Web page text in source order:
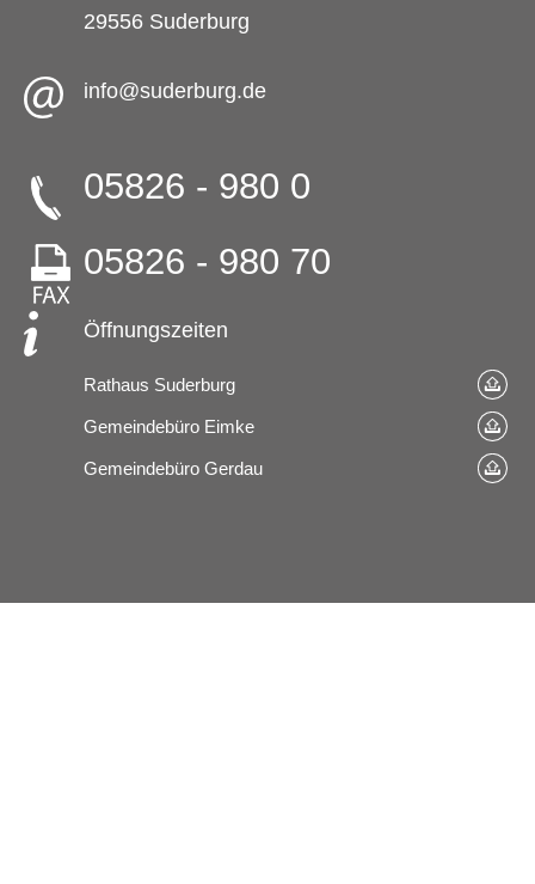
29556 Suderburg
info@suderburg.de
05826 - 980 0
05826 - 980 70
Öffnungszeiten
Rathaus Suderburg
Gemeindebüro Eimke
Gemeindebüro Gerdau